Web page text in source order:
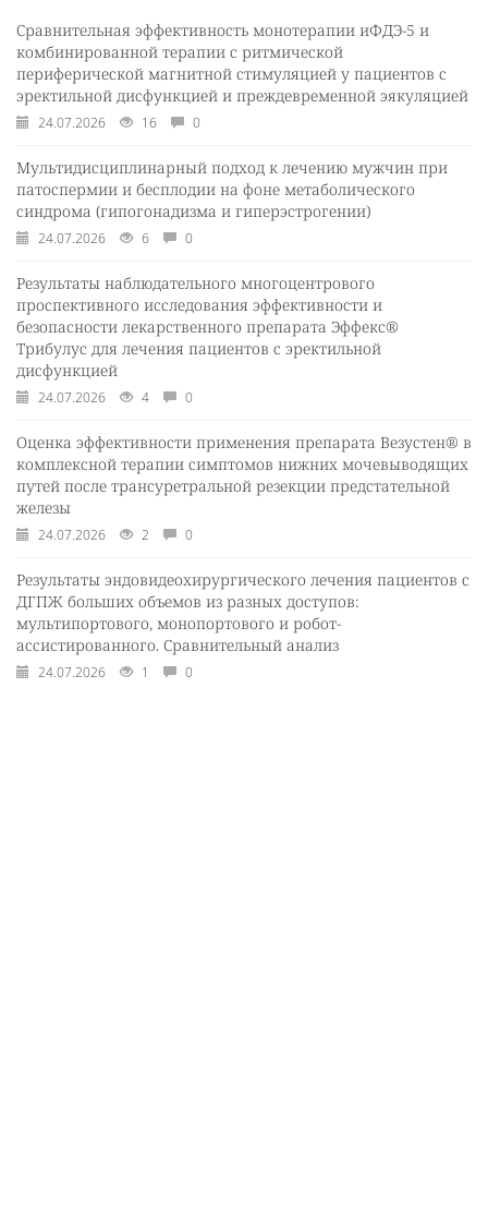
Сравнительная эффективность монотерапии иФДЭ-5 и
комбинированной терапии с ритмической
периферической магнитной стимуляцией у пациентов с
эректильной дисфункцией и преждевременной эякуляцией
24.07.2026 16 0
Мультидисциплинарный подход к лечению мужчин при
патоспермии и бесплодии на фоне метаболического
синдрома (гипогонадизма и гиперэстрогении)
24.07.2026 6 0
Результаты наблюдательного многоцентрового
проспективного исследования эффективности и
безопасности лекарственного препарата Эффекс®
Трибулус для лечения пациентов с эректильной
дисфункцией
24.07.2026 4 0
Оценка эффективности применения препарата Везустен® в
комплексной терапии симптомов нижних мочевыводящих
путей после трансуретральной резекции предстательной
железы
24.07.2026 2 0
Результаты эндовидеохирургического лечения пациентов с
ДГПЖ больших объемов из разных доступов:
мультипортового, монопортового и робот-
ассистированного. Сравнительный анализ
24.07.2026 1 0